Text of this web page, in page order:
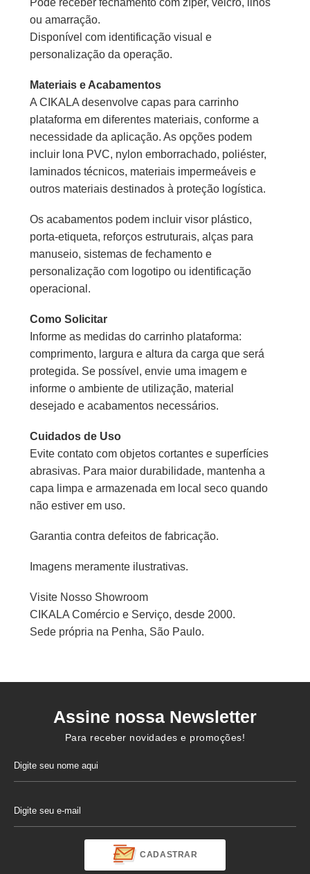
Pode receber fechamento com zíper, velcro, ilhós
ou amarração.
Disponível com identificação visual e
personalização da operação.
Materiais e Acabamentos
A CIKALA desenvolve capas para carrinho
plataforma em diferentes materiais, conforme a
necessidade da aplicação. As opções podem
incluir lona PVC, nylon emborrachado, poliéster,
laminados técnicos, materiais impermeáveis e
outros materiais destinados à proteção logística.
Os acabamentos podem incluir visor plástico,
porta-etiqueta, reforços estruturais, alças para
manuseio, sistemas de fechamento e
personalização com logotipo ou identificação
operacional.
Como Solicitar
Informe as medidas do carrinho plataforma:
comprimento, largura e altura da carga que será
protegida. Se possível, envie uma imagem e
informe o ambiente de utilização, material
desejado e acabamentos necessários.
Cuidados de Uso
Evite contato com objetos cortantes e superfícies
abrasivas. Para maior durabilidade, mantenha a
capa limpa e armazenada em local seco quando
não estiver em uso.
Garantia contra defeitos de fabricação.
Imagens meramente ilustrativas.
Visite Nosso Showroom
CIKALA Comércio e Serviço, desde 2000.
Sede própria na Penha, São Paulo.
Assine nossa Newsletter
Para receber novidades e promoções!
CADASTRAR